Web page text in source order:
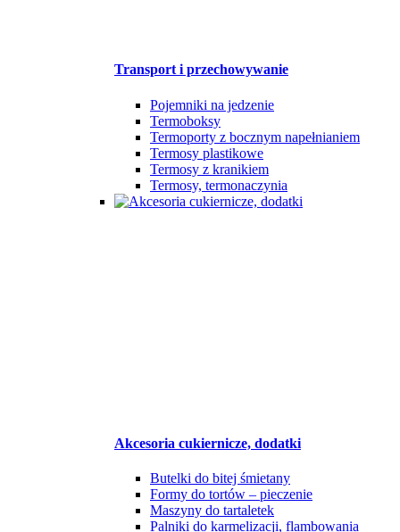
Transport i przechowywanie
Pojemniki na jedzenie
Termoboksy
Termoporty z bocznym napełnianiem
Termosy plastikowe
Termosy z kranikiem
Termosy, termonaczynia
Akcesoria cukiernicze, dodatki
Butelki do bitej śmietany
Formy do tortów – pieczenie
Maszyny do tartaletek
Palniki do karmelizacji, flambowania